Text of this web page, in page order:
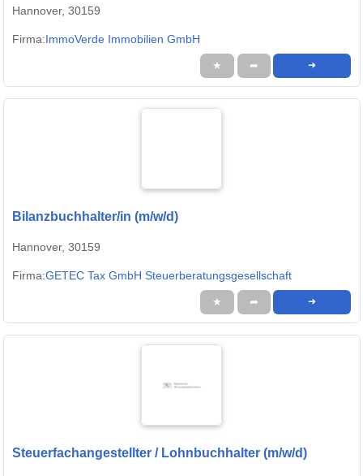
Hannover, 30159
Firma:ImmoVerde Immobilien GmbH
★ ➦ ➜
Bilanzbuchhalter/in (m/w/d)
Hannover, 30159
Firma:GETEC Tax GmbH Steuerberatungsgesellschaft
★ ➦ ➜
Steuerfachangestellter / Lohnbuchhalter (m/w/d)